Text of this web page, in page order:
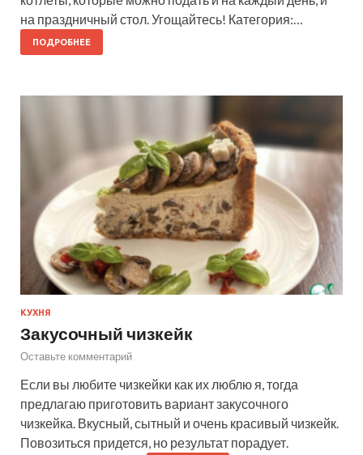
на праздничный стол. Угощайтесь! Категория:…
ПОДРОБНЕЕ
КУХНЯ
Закусочный чизкейк
Оставьте комментарий
Если вы любите чизкейки как их люблю я, тогда
предлагаю приготовить вариант закусочного
чизкейка. Вкусный, сытный и очень красивый чизкейк.
Повозиться придется, но результат порадует.